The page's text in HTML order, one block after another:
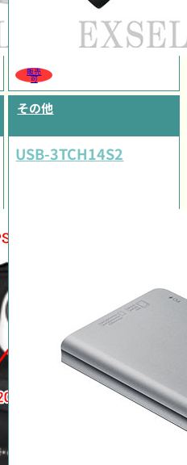
販売
可
その他
USB-3TCH14S2